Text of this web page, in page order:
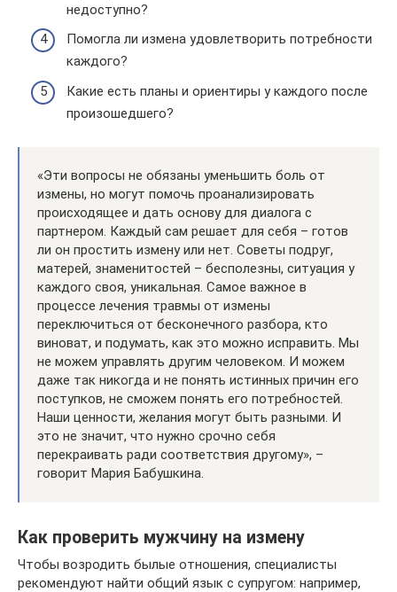
недоступно?
Помогла ли измена удовлетворить потребности
каждого?
Какие есть планы и ориентиры у каждого после
произошедшего? ⠀
«Эти вопросы не обязаны уменьшить боль от
измены, но могут помочь проанализировать
происходящее и дать основу для диалога с
партнером. Каждый сам решает для себя – готов
ли он простить измену или нет. Советы подруг,
матерей, знаменитостей – бесполезны, ситуация у
каждого своя, уникальная. Самое важное в
процессе лечения травмы от измены
переключиться от бесконечного разбора, кто
виноват, и подумать, как это можно исправить. Мы
не можем управлять другим человеком. И можем
даже так никогда и не понять истинных причин его
поступков, не сможем понять его потребностей.
Наши ценности, желания могут быть разными. И
это не значит, что нужно срочно себя
перекраивать ради соответствия другому», –
говорит Мария Бабушкина.
Как проверить мужчину на измену
Чтобы возродить былые отношения, специалисты
рекомендуют найти общий язык с супругом: например,